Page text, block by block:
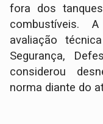
fora dos
combustíveis.
avaliação
Segurança,
considerou
norma diante do